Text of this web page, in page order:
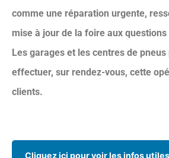
comme une réparation urgente,
mise à jour de la foire aux
Les garages et les centres de
effectuer, sur rendez-vous, cette
clients.